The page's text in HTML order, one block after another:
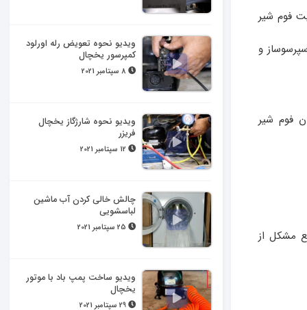
فوم شیر
و
فوم شیر
مشکل از
ویدیو نحوه تعویض رله اورلود
کمپرسور یخچال
ویدیو نحوه شارژگاز یخچال
فریزر
چالش خالی کردن آب ماشین
لباسشویی
ویدیو ساخت پمپ باد با موتور
یخچال